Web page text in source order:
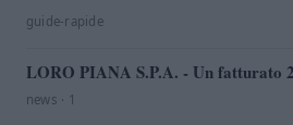
guide-rapide
LORO PIANA S.P.A. - Un fatturato
news · 1